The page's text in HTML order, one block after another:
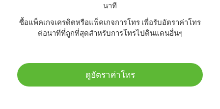
นาที
ซื้อแพ็คเกจเครดิตหรือแพ็คเกจการโทร เพื่อรับอัตราค่าโทร
ต่อนาทีที่ถูกที่สุดสำหรับการโทรไปดินแดนอื่นๆ
ดูอัตราค่าโทร